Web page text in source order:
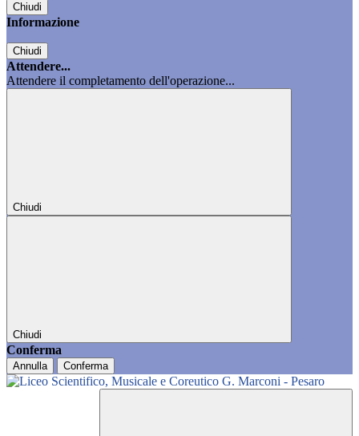
Chiudi
Informazione
Chiudi
Attendere...
Attendere il completamento dell'operazione...
Chiudi
Chiudi
Conferma
Annulla Conferma